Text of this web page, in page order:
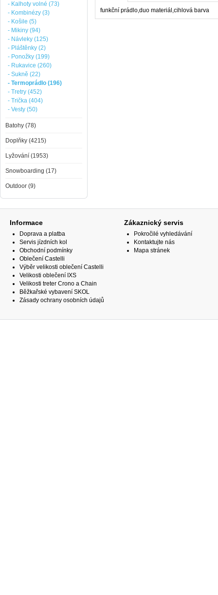
funkční prádlo,duo materiál,cihlová barva
- Kalhoty volné (73)
- Kombinézy (3)
- Košile (5)
- Mikiny (94)
- Návleky (125)
- Pláštěnky (2)
- Ponožky (199)
- Rukavice (260)
- Sukně (22)
- Termoprádlo (196)
- Tretry (452)
- Trička (404)
- Vesty (50)
Batohy (78)
Doplňky (4215)
Lyžování (1953)
Snowboarding (17)
Outdoor (9)
Informace
Doprava a platba
Servis jízdních kol
Obchodní podmínky
Oblečení Castelli
Výběr velikosti oblečení Castelli
Velikosti oblečení IXS
Velikosti treter Crono a Chain
Běžkařské vybavení SKOL
Zásady ochrany osobních údajů
Zákaznický servis
Pokročilé vyhledávání
Kontaktujte nás
Mapa stránek